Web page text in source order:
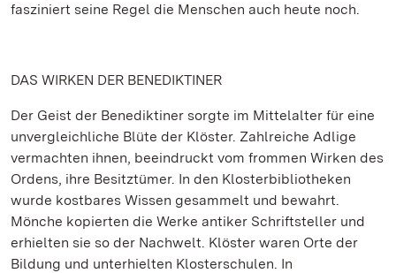
fasziniert seine Regel die Menschen auch heute noch.
DAS WIRKEN DER BENEDIKTINER
Der Geist der Benediktiner sorgte im Mittelalter für eine
unvergleichliche Blüte der Klöster. Zahlreiche Adlige
vermachten ihnen, beeindruckt vom frommen Wirken des
Ordens, ihre Besitztümer. In den Klosterbibliotheken
wurde kostbares Wissen gesammelt und bewahrt.
Mönche kopierten die Werke antiker Schriftsteller und
erhielten sie so der Nachwelt. Klöster waren Orte der
Bildung und unterhielten Klosterschulen. In